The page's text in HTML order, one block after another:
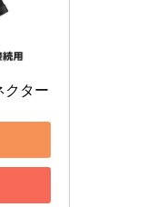
クター